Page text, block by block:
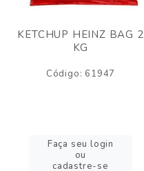
KETCHUP HEINZ BAG 2
KG
Código: 61947
Faça seu login
ou
cadastre-se